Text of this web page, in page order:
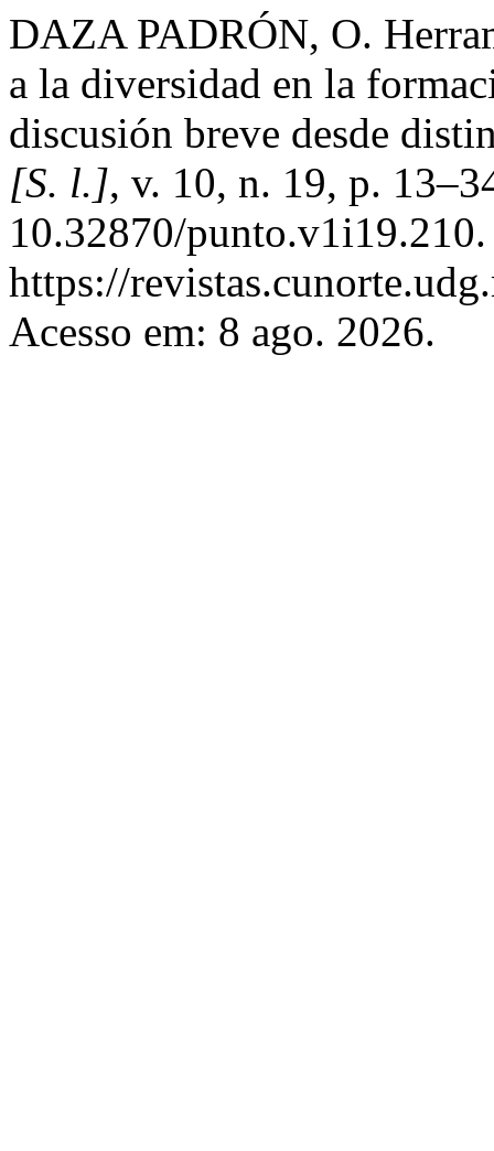
DAZA PADRÓN, O.
a la diversidad en la
discusión breve desde
[S. l.], v. 10, n. 19, p.
10.32870/
https://
Acesso em: 8 ago. 2026.